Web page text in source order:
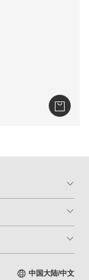
中国大陆/中文